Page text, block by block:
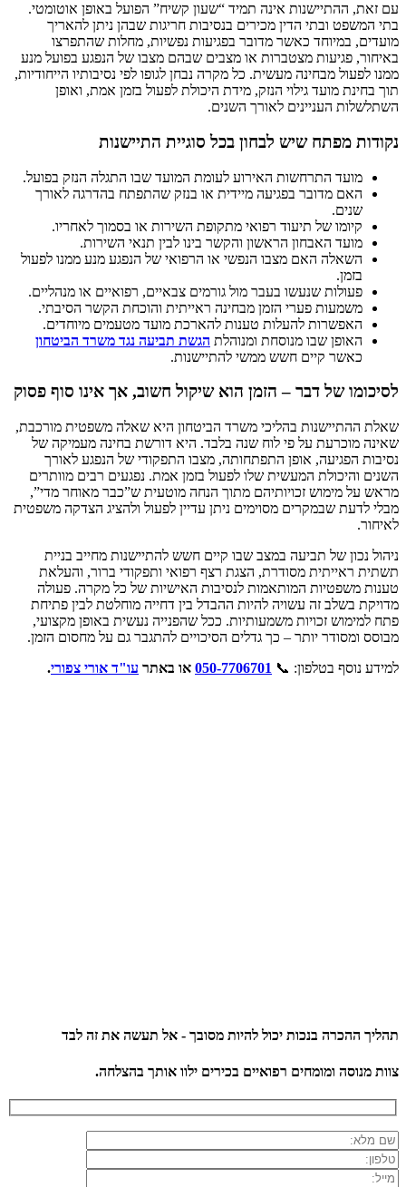
עם זאת, ההתיישנות אינה תמיד “שעון קשיח” הפועל באופן אוטומטי.
בתי המשפט ובתי הדין מכירים בנסיבות חריגות שבהן ניתן להאריך
מועדים, במיוחד כאשר מדובר בפגיעות נפשיות, מחלות שהתפרצו
באיחור, פגיעות מצטברות או מצבים שבהם מצבו של הנפגע בפועל מנע
ממנו לפעול מבחינה מעשית. כל מקרה נבחן לגופו לפי נסיבותיו הייחודיות,
תוך בחינת מועד גילוי הנזק, מידת היכולת לפעול בזמן אמת, ואופן
השתלשלות העניינים לאורך השנים.
נקודות מפתח שיש לבחון בכל סוגיית התיישנות
מועד התרחשות האירוע לעומת המועד שבו התגלה הנזק בפועל.
האם מדובר בפגיעה מיידית או בנזק שהתפתח בהדרגה לאורך
שנים.
קיומו של תיעוד רפואי מתקופת השירות או בסמוך לאחריו.
מועד האבחון הראשון והקשר בינו לבין תנאי השירות.
השאלה האם מצבו הנפשי או הרפואי של הנפגע מנע ממנו לפעול
בזמן.
פעולות שנעשו בעבר מול גורמים צבאיים, רפואיים או מנהליים.
משמעות פערי הזמן מבחינה ראייתית והוכחת הקשר הסיבתי.
האפשרות להעלות טענות להארכת מועד מטעמים מיוחדים.
האופן שבו מנוסחת ומנוהלת הגשת תביעה נגד משרד הביטחון
כאשר קיים חשש ממשי להתיישנות.
לסיכומו של דבר – הזמן הוא שיקול חשוב, אך אינו סוף פסוק
שאלת ההתיישנות בהליכי משרד הביטחון היא שאלה משפטית מורכבת,
שאינה מוכרעת על פי לוח שנה בלבד. היא דורשת בחינה מעמיקה של
נסיבות הפגיעה, אופן התפתחותה, מצבו התפקודי של הנפגע לאורך
השנים והיכולת המעשית שלו לפעול בזמן אמת. נפגעים רבים מוותרים
מראש על מימוש זכויותיהם מתוך הנחה מוטעית ש”כבר מאוחר מדי”,
מבלי לדעת שבמקרים מסוימים ניתן עדיין לפעול ולהציג הצדקה משפטית
לאיחור.
ניהול נכון של תביעה במצב שבו קיים חשש להתיישנות מחייב בניית
תשתית ראייתית מסודרת, הצגת רצף רפואי ותפקודי ברור, והעלאת
טענות משפטיות המותאמות לנסיבות האישיות של כל מקרה. פעולה
מדויקת בשלב זה עשויה להיות ההבדל בין דחייה מוחלטת לבין פתיחת
פתח למימוש זכויות משמעותיות. ככל שהפנייה נעשית באופן מקצועי,
מבוסס ומסודר יותר – כך גדלים הסיכויים להתגבר גם על מחסום הזמן.
למידע נוסף בטלפון: 📞 050-7706701 או באתר עו"ד אורי צפורי.
תהליך ההכרה בנכות יכול להיות מסובך - אל תעשה את זה לבד
צוות מנוסה ומומחים רפואיים בכירים ילוו אותך בהצלחה.